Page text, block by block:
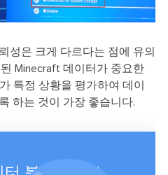
성은 크게 다르다는 점에 유의
Minecraft 데이터가 중요한
특정 상황을 평가하여 데이
하는 것이 가장 좋습니다.